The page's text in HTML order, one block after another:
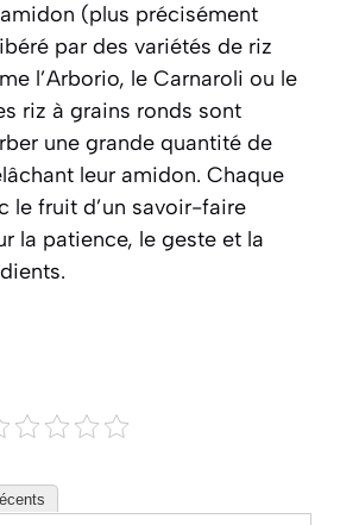
(plus précisément
par des variétés de riz
l’Arborio, le Carnaroli ou le
riz à grains ronds sont
une grande quantité de
leur amidon. Chaque
le fruit d’un savoir-faire
la patience, le geste et la